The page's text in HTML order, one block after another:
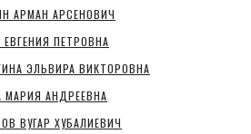
АРМАН АРСЕНОВИЧ
ЕВГЕНИЯ ПЕТРОВНА
ЭЛЬВИРА ВИКТОРОВНА
МАРИЯ АНДРЕЕВНА
ВУГАР ХУБАЛИЕВИЧ